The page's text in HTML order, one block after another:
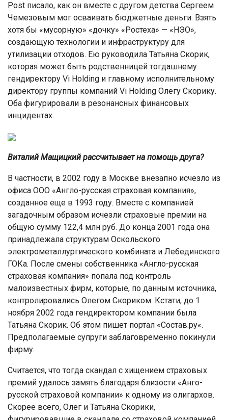
Post писало, как он вместе с другом детства Сергеем
Чемезовым мог осваивать бюджетные деньги. Взять
хотя бы «мусорную» «дочку» «Ростеха» — «НЭО»,
создающую технологии и инфраструктуру для
утилизации отходов. Ею руководила Татьяна Скорик,
которая может быть родственницей тогдашнему
гендиректору Vi Holding и главному исполнительному
директору группы компаний Vi Holding Олегу Скорику.
Оба фигурировали в резонансных финансовых
инцидентах.
Виталий Мащицкий рассчитывает на помощь друга?
В частности, в 2002 году в Москве внезапно исчезло из
офиса ООО «Англо-русская страховая компания»,
созданное еще в 1993 году. Вместе с компанией
загадочным образом исчезли страховые премии на
общую сумму 122,4 млн руб. До конца 2001 года она
принадлежала структурам Оскольского
электрометаллургического комбината и Лебединского
ГОКа. После смены собственника «Англо-русская
страховая компания» попала под контроль
малоизвестных фирм, которые, по данным источника,
контролировались Олегом Скориком. Кстати, до 1
ноября 2002 года гендиректором компании была
Татьяна Скорик. Об этом пишет портал «Состав.ру«.
Предполагаемые супруги заблаговременно покинули
фирму.
Считается, что тогда скандал с хищением страховых
премий удалось замять благодаря близости «Анго-
русской страховой компании» к одному из олигархов.
Скорее всего, Олег и Татьяна Скорики,